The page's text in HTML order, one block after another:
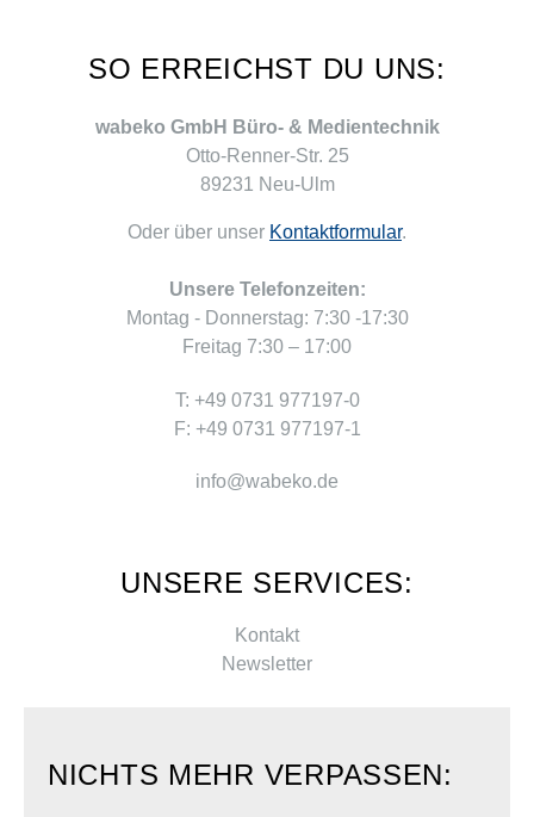
SO ERREICHST DU UNS:
wabeko GmbH Büro- & Medientechnik
Otto-Renner-Str. 25
89231 Neu-Ulm
Oder über unser Kontaktformular.
Unsere Telefonzeiten:
Montag - Donnerstag: 7:30 -17:30
Freitag 7:30 – 17:00
T: +49 0731 977197-0
F: +49 0731 977197-1
info@wabeko.de
UNSERE SERVICES:
Kontakt
Newsletter
NICHTS MEHR VERPASSEN: